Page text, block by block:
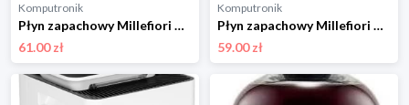
Komputronik
Płyn zapachowy Millefiori Milano Magnolia Blossom & Wood 250ml
61.00 zł
Komputronik
Płyn zapachowy Millefiori Milano Nero 250ml
59.00 zł